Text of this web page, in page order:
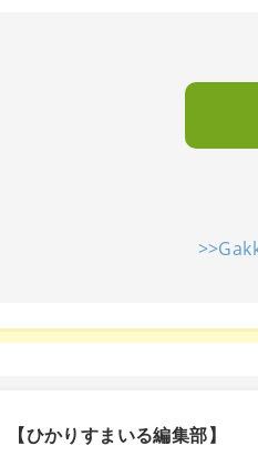
【ひかりすまいる編集部】